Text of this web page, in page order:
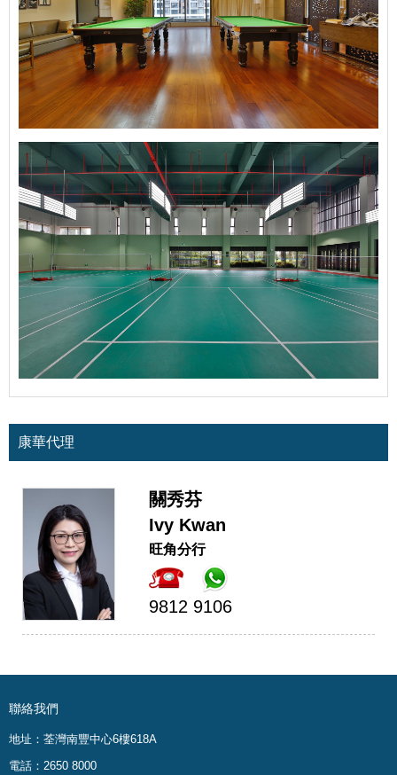
康華代理
關秀芬
Ivy Kwan
旺角分行
9812 9106
聯絡我們
地址：荃灣南豐中心6樓618A
電話：2650 8000